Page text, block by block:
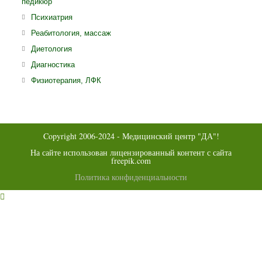
ПсихиатрияОткроется
в
Реабитология, массажОткроется
ДиетологияОткроется
в
новой
ДиагностикаОткроется
в
Физиотерапия, ЛФК
Copyright 2006-2024 - Медицинский центр "ДА"!
На сайте использован лицензированный контент с сайта
freepik.com
Политика конфиденциальности